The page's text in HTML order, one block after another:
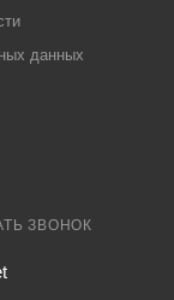
данных
ЗВОНОК